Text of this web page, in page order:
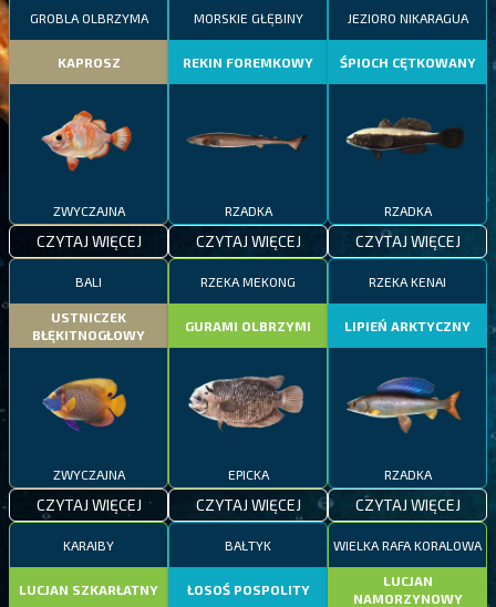
GROBLA OLBRZYMA
KAPROSZ
ZWYCZAJNA
CZYTAJ WIĘCEJ
MORSKIE GŁĘBINY
REKIN FOREMKOWY
RZADKA
CZYTAJ WIĘCEJ
JEZIORO NIKARAGUA
ŚPIOCH CĘTKOWANY
RZADKA
CZYTAJ WIĘCEJ
BALI
USTNICZEK
BŁĘKITNOGŁOWY
ZWYCZAJNA
CZYTAJ WIĘCEJ
RZEKA MEKONG
GURAMI OLBRZYMI
EPICKA
CZYTAJ WIĘCEJ
RZEKA KENAI
LIPIEŃ ARKTYCZNY
RZADKA
CZYTAJ WIĘCEJ
KARAIBY
LUCJAN SZKARŁATNY
BAŁTYK
ŁOSOŚ POSPOLITY
WIELKA RAFA KORALOWA
LUCJAN
NAMORZYNOWY